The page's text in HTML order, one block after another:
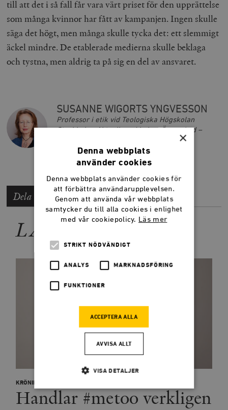
till att det i så fall får vara värt priset för den upprättelse
som många kvinnor har fått av kampanjen. Ingen skulle
säga det högt, men många skulle tycka det: ett slemmigt
äckel mindre. De etablerade medierna skulle beklaga
och tystna, men aldrig ta på sig en del av ansvaret.
SUSANNE WIGORTS YNGVESSON
Professor i etik vid Teologiska Högskolan
Stockholm. Aktuell med boken Övervakad –
Dela artikeln
LÄS MER
KRÖNIKOR
Handlar #metoo verkligen
×
Denna webbplats
använder cookies
Denna webbplats använder cookies för
att förbättra användarupplevelsen.
Genom att använda vår webbplats
samtycker du till alla cookies i enlighet
med vår cookiepolicy. Läs mer
STRIKT NÖDVÄNDIGT
ANALYS MARKNADSFÖRING
FUNKTIONER
ACCEPTERA ALLA
AVVISA ALLT
VISA DETALJER